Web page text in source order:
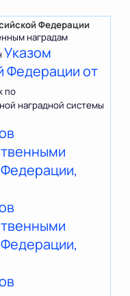
Федерации
наградам
Указом
Федерации от
по
наградной системы